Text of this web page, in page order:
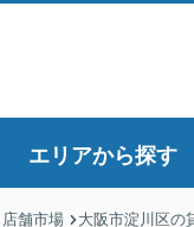
エリアから探す
店舗市場 大阪市淀川区の